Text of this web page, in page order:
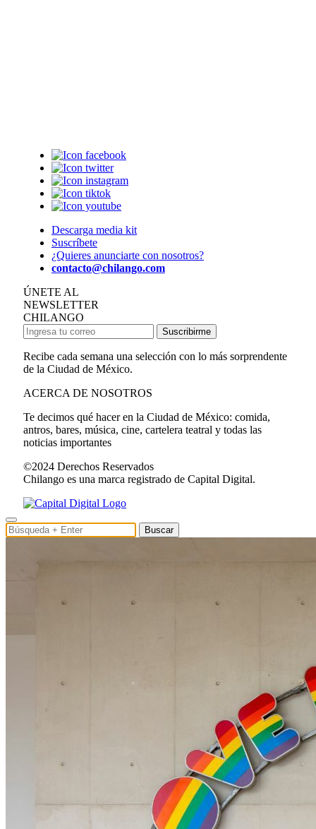
Descarga media kit
Suscríbete
¿Quieres anunciarte con nosotros?
contacto@chilango.com
ÚNETE AL
NEWSLETTER
CHILANGO
Suscribirme
Recibe cada semana una selección con lo más sorprendente
de la Ciudad de México.
ACERCA DE NOSOTROS
Te decimos qué hacer en la Ciudad de México: comida,
antros, bares, música, cine, cartelera teatral y todas las
noticias importantes
©2024 Derechos Reservados
Chilango es una marca registrado de Capital Digital.
Buscar